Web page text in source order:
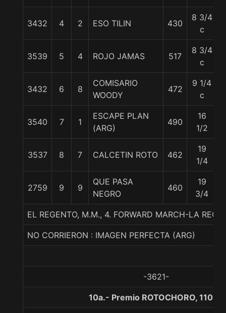
3432 4 2 ESO TILIN 430
8 3/4
c
3539 5 4 ROJO JAMAS 517
8 3/4
c
3432 6 8
COMISARIO
WOODY
472
9 1/4
c
3540 7 1
ESCAPE PLAN
(ARG)
490
16
1/2
3537 8 7 CALCETIN ROTO 462
19
1/4
2759 9 9
QUE PASA
NEGRO
460
19
3/4
EL REGENTO, M.M., 4. FORWARD MARCH-LA
NO CORRIERON : IMAGEN PERFECTA (ARG)
-3621-
10a.- Premio ROTOCHORO, 1100